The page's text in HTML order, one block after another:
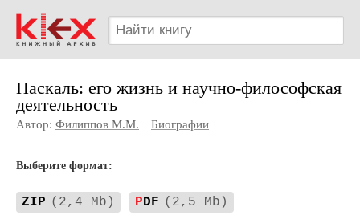
Паскаль: его жизнь и научно-философская
деятельность
Автор: Филиппов М.М. | Биографии
Выберите формат:
ZIP (2,4 Mb) PDF (2,5 Mb)